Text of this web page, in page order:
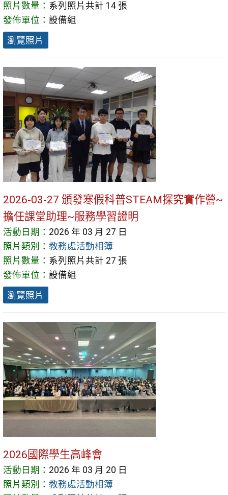
照片數量： 系列照片共計 14 張
發佈單位： 設備組
瀏覽照片
2026-03-27 頒發寒假科普STEAM探究實作營~
擔任課堂助理~服務學習證明
活動日期： 2026 年 03 月 27 日
照片類別： 教務處活動相簿
照片數量： 系列照片共計 27 張
發佈單位： 設備組
瀏覽照片
2026國際學生高峰會
活動日期： 2026 年 03 月 20 日
照片類別： 教務處活動相簿